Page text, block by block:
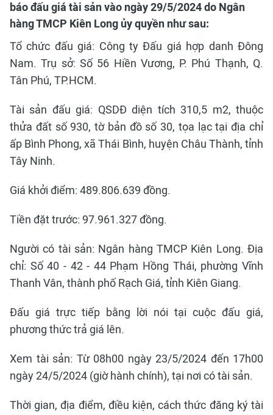
báo đấu giá tài sản vào ngày 29/5/2024 do Ngân
hàng TMCP Kiên Long ủy quyền như sau:
Tổ chức đấu giá: Công ty Đấu giá hợp danh Đông
Nam. Trụ sở: Số 56 Hiền Vương, P. Phú Thạnh, Q.
Tân Phú, TP.HCM.
Tài sản đấu giá: QSDĐ diện tích 310,5 m2, thuộc
thửa đất số 930, tờ bản đồ số 30, tọa lạc tại địa chỉ
ấp Bình Phong, xã Thái Bình, huyện Châu Thành, tỉnh
Tây Ninh.
Giá khởi điểm: 489.806.639 đồng.
Tiền đặt trước: 97.961.327 đồng.
Người có tài sản: Ngân hàng TMCP Kiên Long. Địa
chỉ: Số 40 - 42 - 44 Phạm Hồng Thái, phường Vĩnh
Thanh Vân, thành phố Rạch Giá, tỉnh Kiên Giang.
Đấu giá trực tiếp bằng lời nói tại cuộc đấu giá,
phương thức trả giá lên.
Xem tài sản: Từ 08h00 ngày 23/5/2024 đến 17h00
ngày 24/5/2024 (giờ hành chính), tại nơi có tài sản.
Thời gian, địa điểm, điều kiện, cách thức đăng ký tài